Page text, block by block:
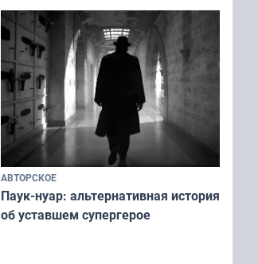
АВТОРСКОЕ
Паук-нуар: альтернативная история
об уставшем супергерое